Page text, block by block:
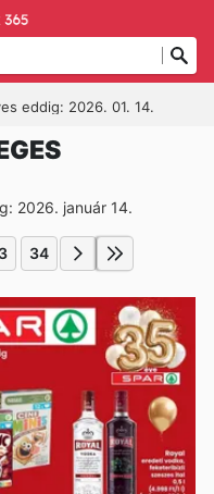
eddig: 2026. 01. 14.
2026. január 14.
34